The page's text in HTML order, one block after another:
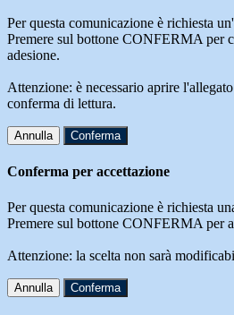
Per questa comunicazione è richiesta
Premere sul bottone CONFERMA per
adesione.
Attenzione: è necessario aprire
conferma di lettura.
Annulla Conferma
Conferma per accettazione
Per questa comunicazione è richiesta
Premere sul bottone CONFERMA per
Attenzione: la scelta non sarà
Annulla Conferma